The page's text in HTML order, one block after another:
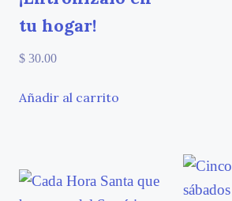
tu hogar!
$ 30.00
Añadir al carrito